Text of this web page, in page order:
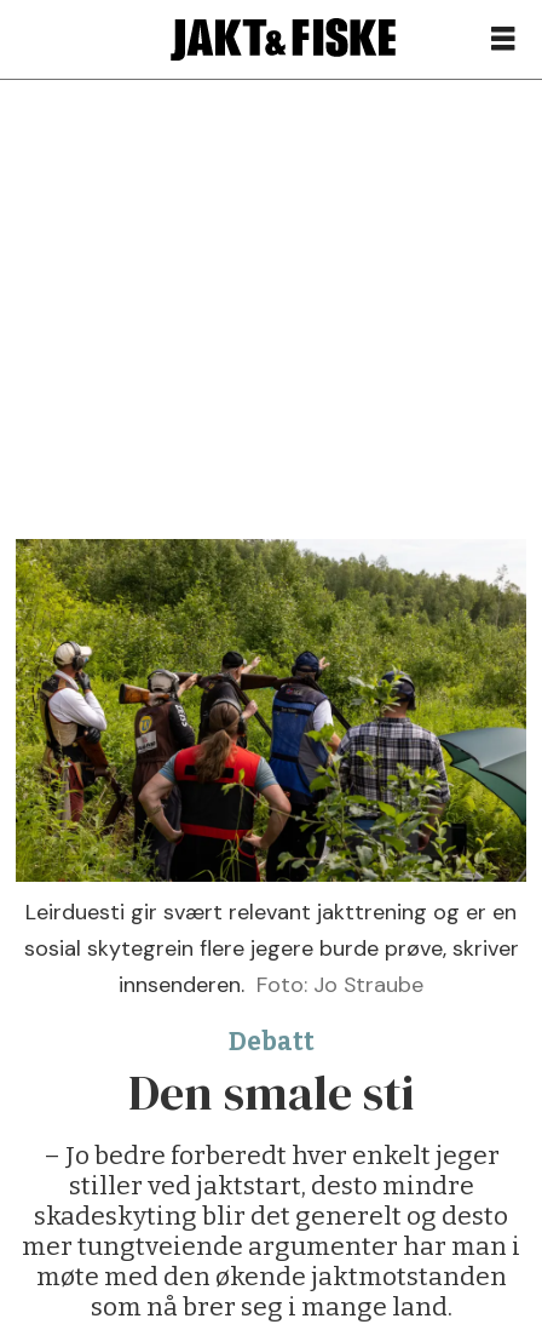
Leirduesti gir svært relevant jakttrening og er en
sosial skytegrein flere jegere burde prøve, skriver
innsenderen. Foto: Jo Straube
Debatt
Den smale sti
– Jo bedre forberedt hver enkelt jeger
stiller ved jaktstart, desto mindre
skadeskyting blir det generelt og desto
mer tungtveiende argumenter har man i
møte med den økende jaktmotstanden
som nå brer seg i mange land.